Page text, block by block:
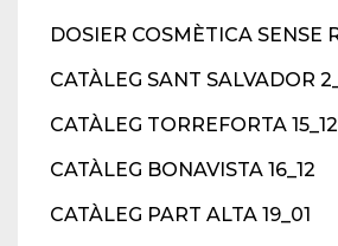
DOSIER COSMÈTICA SENSE
CATÀLEG SANT SALVADOR
CATÀLEG TORREFORTA 15_12
CATÀLEG BONAVISTA 16_12
CATÀLEG PART ALTA 19_01